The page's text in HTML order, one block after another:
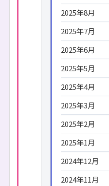
2025年8月
2025年7月
2025年6月
2025年5月
2025年4月
2025年3月
2025年2月
2025年1月
2024年12月
2024年11月